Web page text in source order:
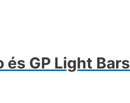
GP Light Bars